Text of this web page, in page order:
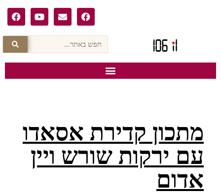
מתכון קדירת אסאדו
עם ירקות שורש ויין
אדום